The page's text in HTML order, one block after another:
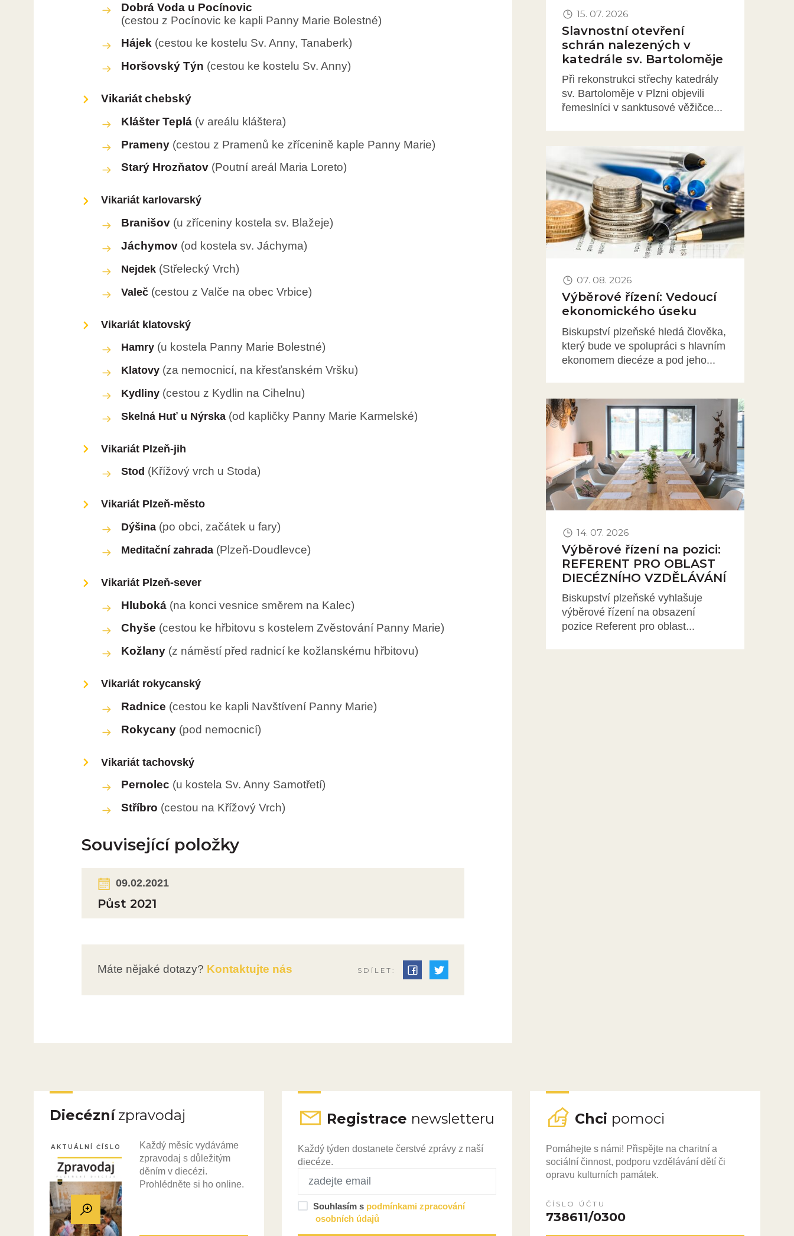
Dobrá Voda u Pocínovic
(cestou z Pocínovic ke kapli Panny Marie Bolestné)
Hájek (cestou ke kostelu Sv. Anny, Tanaberk)
Horšovský Týn (cestou ke kostelu Sv. Anny)
Vikariát chebský
Klášter Teplá (v areálu kláštera)
Prameny (cestou z Pramenů ke zřícenině kaple Panny Marie)
Starý Hrozňatov (Poutní areál Maria Loreto)
Vikariát karlovarský
Branišov (u zříceniny kostela sv. Blažeje)
Jáchymov (od kostela sv. Jáchyma)
Nejdek (Střelecký Vrch)
Valeč (cestou z Valče na obec Vrbice)
Vikariát klatovský
Hamry (u kostela Panny Marie Bolestné)
Klatovy (za nemocnicí, na křesťanském Vršku)
Kydliny (cestou z Kydlin na Cihelnu)
Skelná Huť u Nýrska (od kapličky Panny Marie Karmelské)
Vikariát Plzeň-jih
Stod (Křížový vrch u Stoda)
Vikariát Plzeň-město
Dýšina (po obci, začátek u fary)
Meditační zahrada (Plzeň-Doudlevce)
Vikariát Plzeň-sever
Hluboká (na konci vesnice směrem na Kalec)
Chyše (cestou ke hřbitovu s kostelem Zvěstování Panny Marie)
Kožlany (z náměstí před radnicí ke kožlanskému hřbitovu)
Vikariát rokycanský
Radnice (cestou ke kapli Navštívení Panny Marie)
Rokycany (pod nemocnicí)
Vikariát tachovský
Pernolec (u kostela Sv. Anny Samotřetí)
Stříbro (cestou na Křížový Vrch)
Související položky
09.02.2021
Půst 2021
Máte nějaké dotazy? Kontaktujte nás SDÍLET:
15. 07. 2026
Slavnostní otevření
schrán nalezených v
katedrále sv. Bartoloměje
Při rekonstrukci střechy katedrály
sv. Bartoloměje v Plzni objevili
řemeslníci v sanktusové věžičce...
Obrázek novinky
07. 08. 2026
Výběrové řízení: Vedoucí
ekonomického úseku
Biskupství plzeňské hledá člověka,
který bude ve spolupráci s hlavním
ekonomem diecéze a pod jeho...
Obrázek novinky
14. 07. 2026
Výběrové řízení na pozici:
REFERENT PRO OBLAST
DIECÉZNÍHO VZDĚLÁVÁNÍ
Biskupství plzeňské vyhlašuje
výběrové řízení na obsazení
pozice Referent pro oblast...
Diecéznízpravodaj
AKTUÁLNÍ ČÍSLO
Každý měsíc vydáváme
zpravodaj s důležitým
děním v diecézi.
Prohlédněte si ho online.
Registrace newsletteru
Každý týden dostanete čerstvé zprávy z naší
diecéze.
Souhlasím s podmínkami zpracování
osobních údajů
Chci pomoci
Pomáhejte s námi! Přispějte na charitní a
sociální činnost, podporu vzdělávání dětí či
opravu kulturních památek.
ČÍSLO ÚČTU
738611/0300